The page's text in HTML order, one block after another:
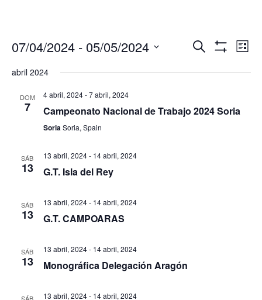
búsqueda
vistas
Buscar
de
Lista
07/04/2024 - 05/05/2024
fecha.
abril 2024
DOM
7
4 abril, 2024-7 abril, 2024
Campeonato Nacional de Trabajo 2024 Soria
SoriaSoria, Spain
SÁB
13
13 abril, 2024- 14 abril, 2024
G.T. Isla del Rey
SÁB
13
13 abril, 2024- 14 abril, 2024
G.T. CAMPOARAS
SÁB
13
13 abril, 2024- 14 abril, 2024
Monográfica Delegación Aragón
13 abril, 2024- 14 abril, 2024